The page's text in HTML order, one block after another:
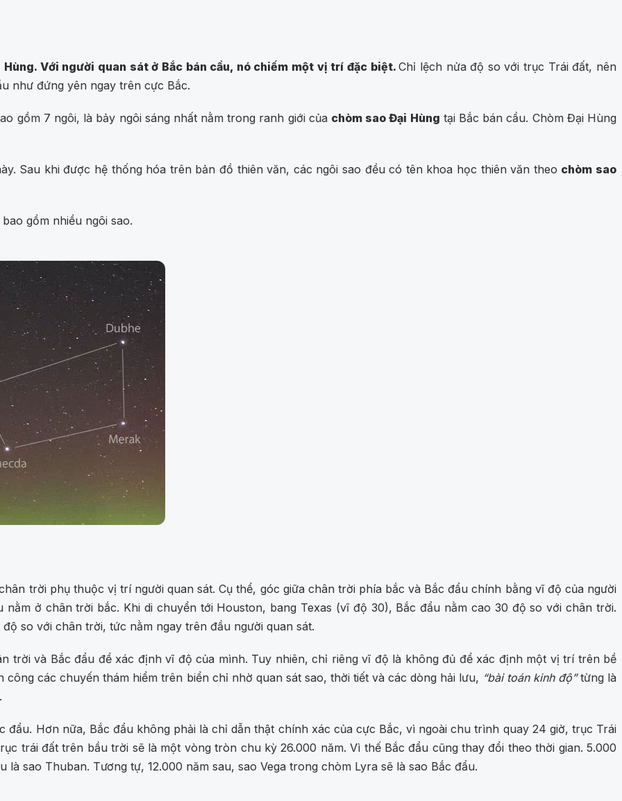
Với người quan sát ở Bắc bán cầu, nó chiếm một vị trí đặc biệt.Chỉ lệch nửa độ so với trục Trái đất, nên
như đứng yên ngay trên cực Bắc.
gồm 7 ngôi, là bảy ngôi sáng nhất nằm trong ranh giới của chòm sao Đại Hùng tại Bắc bán cầu. Chòm Đại Hùng
Sau khi được hệ thống hóa trên bản đồ thiên văn, các ngôi sao đều có tên khoa học thiên văn theo chòm sao
gồm nhiều ngôi sao.
trời phụ thuộc vị trí người quan sát. Cụ thể, góc giữa chân trời phía bắc và Bắc đẩu chính bằng vĩ độ của người
ở chân trời bắc. Khi di chuyển tới Houston, bang Texas (vĩ độ 30), Bắc đẩu nằm cao 30 độ so với chân trời.
so với chân trời, tức nằm ngay trên đầu người quan sát.
trời và Bắc đẩu để xác định vĩ độ của mình. Tuy nhiên, chỉ riêng vĩ độ là không đủ để xác định một vị trí trên bề
các chuyến thám hiểm trên biển chỉ nhờ quan sát sao, thời tiết và các dòng hải lưu, “bài toán kinh độ”từng là
đẩu. Hơn nữa, Bắc đẩu không phải là chỉ dẫn thật chính xác của cực Bắc, vì ngoài chu trình quay 24 giờ, trục Trái
trái đất trên bầu trời sẽ là một vòng tròn chu kỳ 26.000 năm. Vì thế Bắc đẩu cũng thay đổi theo thời gian. 5.000
sao Thuban. Tương tự, 12.000 năm sau, sao Vega trong chòm Lyra sẽ là sao Bắc đẩu.